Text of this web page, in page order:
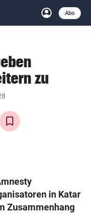
account_circle
Anmelden
Abo
close Schließen
arrow_right
arrow_right
zu
in Katar
Zusammenhang